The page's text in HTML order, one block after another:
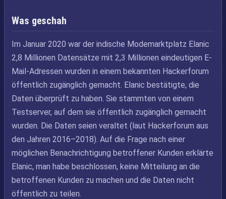
Was geschah
Im Januar 2020 war der indische Modemarktplatz Elanic
2,8 Millionen Datensätze mit 2,3 Millionen eindeutigen E-
Mail-Adressen wurden in einem bekannten Hackerforum
öffentlich zugänglich gemacht. Elanic bestätigte, die
Daten überprüft zu haben. Sie stammten von einem
Testserver, auf dem sie öffentlich zugänglich gemacht
wurden. Die Daten seien veraltet (laut Hackerforum aus
den Jahren 2016–2018). Auf die Frage nach einer
möglichen Benachrichtigung betroffener Kunden erklärte
Elanic, man habe beschlossen, keine Mitteilung an die
betroffenen Kunden zu machen und die Daten nicht
öffentlich zu teilen.